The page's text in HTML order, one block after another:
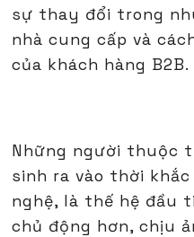
sự thay đổi trong
nhà cung cấp và
của khách hàng B2B.
Những người thuộc
sinh ra vào thời
nghệ, là thế hệ đầu
chủ động hơn, chịu